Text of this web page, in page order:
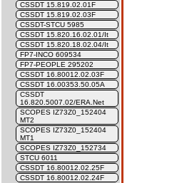
CSSDT 15.819.02.01F
CSSDT 15.819.02.03F
CSSDT-STCU 5985
CSSDT 15.820.16.02.01/It
CSSDT 15.820.18.02.04/It
FP7-INCO 609534
FP7-PEOPLE 295202
CSSDT 16.80012.02.03F
CSSDT 16.00353.50.05A
CSSDT
16.820.5007.02/ERA.Net
SCOPES IZ73Z0_152404
MT2
SCOPES IZ73Z0_152404
MT1
SCOPES IZ73Z0_152734
STCU 6011
CSSDT 16.80012.02.25F
CSSDT 16.80012.02.24F